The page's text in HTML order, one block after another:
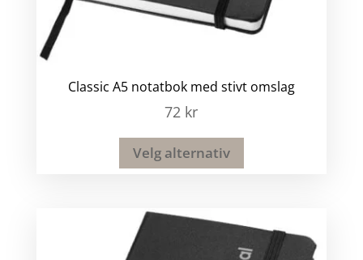
Classic A5 notatbok med stivt omslag
72 kr
Velg alternativ